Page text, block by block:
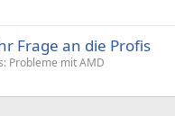
Frage an die Profis
Probleme mit AMD